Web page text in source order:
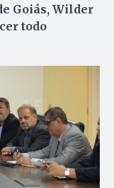
Goiás, Wilder
todo